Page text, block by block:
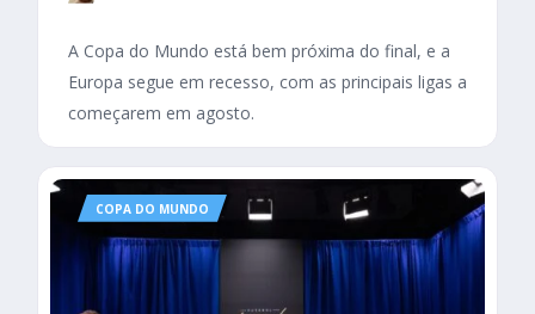
A Copa do Mundo está bem próxima do final, e a
Europa segue em recesso, com as principais ligas a
começarem em agosto.
COPA DO MUNDO